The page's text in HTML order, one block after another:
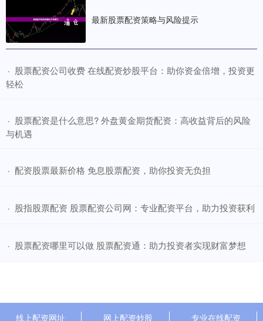
最新股票配资策略与风险提示
· ​股票配资公司收费 在线配资炒股平台：助你资金倍增，投资更
轻松
· ​股票配资是什么意思? 外盘黄金期货配资：高收益背后的风险
与机遇
· ​配资股票最新价格 免息股票配资，助你投资无负担
· ​股指股票配资 股票配资公司网：专业配资平台，助力投资获利
· ​股票配资哪里可以做 股票配资通：助力投资者实现财富梦想
线上配资网址 网上配资炒股 专业在线配资